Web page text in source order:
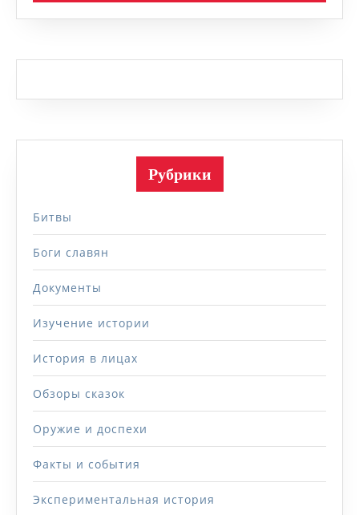
Рубрики
Битвы
Боги славян
Документы
Изучение истории
История в лицах
Обзоры сказок
Оружие и доспехи
Факты и события
Экспериментальная история